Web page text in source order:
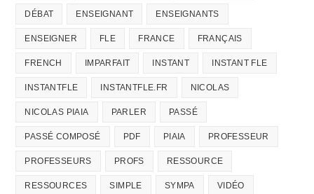
DÉBAT ENSEIGNANT ENSEIGNANTS
ENSEIGNER FLE FRANCE FRANÇAIS
FRENCH IMPARFAIT INSTANT INSTANT FLE
INSTANTFLE INSTANTFLE.FR NICOLAS
NICOLAS PIAIA PARLER PASSÉ
PASSÉ COMPOSÉ PDF PIAIA PROFESSEUR
PROFESSEURS PROFS RESSOURCE
RESSOURCES SIMPLE SYMPA VIDÉO